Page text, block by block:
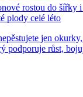
rostou do šířky
plody celé léto
jen
podporuje růst,